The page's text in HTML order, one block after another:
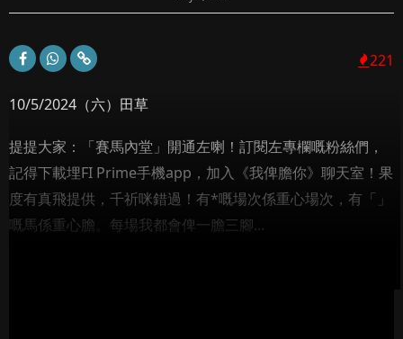
221
10/5/2024（六）田草
提提大家：「賽馬內堂」開通左喇！訂閱左專欄嘅粉絲們，
記得下載埋FI Prime手機app，加入《我俾膽你》聊天室！果
度有真飛提供，千祈咪錯過！有*嘅場次係重心場次，有「」
嘅馬係重心膽。每場我都會俾一膽三腳...